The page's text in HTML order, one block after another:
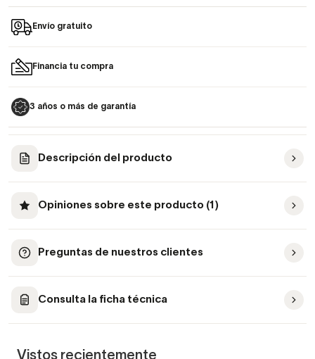
Envío gratuito
Financia tu compra
3 años o más de garantía
Descripción del producto
Opiniones sobre este producto (1)
Preguntas de nuestros clientes
Consulta la ficha técnica
Vistos recientemente